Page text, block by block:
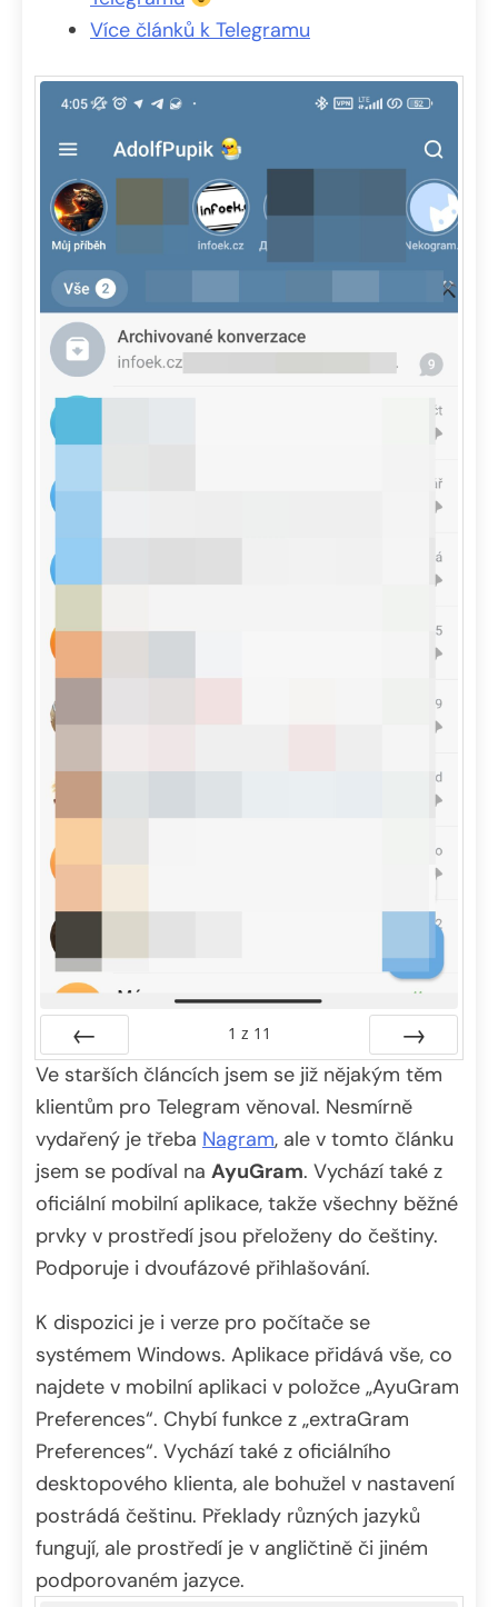
Více článků k Telegramu
Předchozí
1 z 11
Další
Ve starších článcích jsem se již nějakým těm
klientům pro Telegram věnoval. Nesmírně
vydařený je třeba Nagram, ale v tomto článku
jsem se podíval na AyuGram. Vychází také z
oficiální mobilní aplikace, takže všechny běžné
prvky v prostředí jsou přeloženy do češtiny.
Podporuje i dvoufázové přihlašování.
K dispozici je i verze pro počítače se
systémem Windows. Aplikace přidává vše, co
najdete v mobilní aplikaci v položce „AyuGram
Preferences“. Chybí funkce z „extraGram
Preferences“. Vychází také z oficiálního
desktopového klienta, ale bohužel v nastavení
postrádá češtinu. Překlady různých jazyků
fungují, ale prostředí je v angličtině či jiném
podporovaném jazyce.